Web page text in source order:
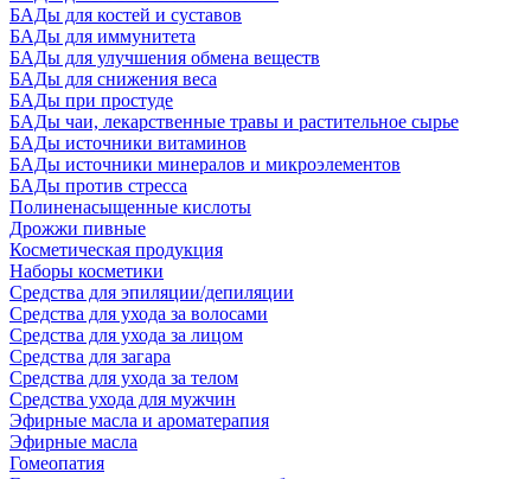
БАДы для костей и суставов
БАДы для иммунитета
БАДы для улучшения обмена веществ
БАДы для снижения веса
БАДы при простуде
БАДы чаи, лекарственные травы и растительное сырье
БАДы источники витаминов
БАДы источники минералов и микроэлементов
БАДы против стресса
Полиненасыщенные кислоты
Дрожжи пивные
Косметическая продукция
Наборы косметики
Средства для эпиляции/депиляции
Средства для ухода за волосами
Средства для ухода за лицом
Средства для загара
Средства для ухода за телом
Средства ухода для мужчин
Эфирные масла и ароматерапия
Эфирные масла
Гомеопатия